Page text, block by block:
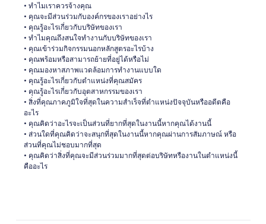
• ทำไมเราควรจ้างคุณ
• คุณจะมีส่วนร่วมกับองค์กรของเราอย่างไร
• คุณรู้อะไรเกี่ยวกับบริษัทของเรา
• ทำไมคุณถึงสนใจทำงานกับบริษัทของเรา
• คุณเข้าร่วมกิจกรรมนอกหลักสูตรอะไรบ้าง
• คุณพร้อมหรือสามารถย้ายที่อยู่ได้หรือไม่
• คุณมองหาสภาพแวดล้อมการทำงานแบบใด
• คุณรู้อะไรเกี่ยวกับตำแหน่งที่คุณสมัคร
• คุณรู้อะไรเกี่ยวกับอุตสาหกรรมของเรา
• สิ่งที่คุณภาคภูมิใจที่สุดในความสำเร็จที่ตำแหน่งปัจจุบันหรืออดีตคือ
อะไร
• คุณคิดว่าอะไรจะเป็นส่วนที่ยากที่สุดในงานนี้หากคุณได้งานนี้
• ส่วนใดที่คุณคิดว่าจะสนุกที่สุดในงานนี้หากคุณผ่านการสัมภาษณ์ หรือ
ส่วนที่คุณไม่ชอบมากที่สุด
• คุณคิดว่าสิ่งที่คุณจะมีส่วนร่วมมากที่สุดต่อบริษัทหรืองานในตำแหน่งนี้
คืออะไร